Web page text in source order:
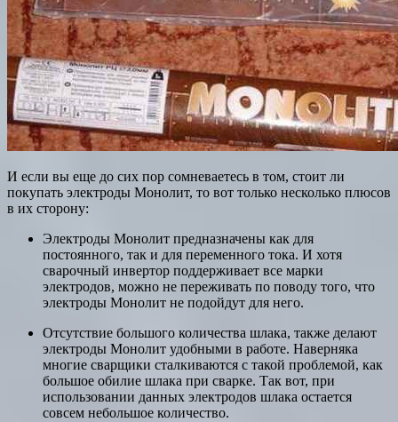
И если вы еще до сих пор сомневаетесь в том, стоит ли
покупать электроды Монолит, то вот только несколько плюсов
в их сторону:
Электроды Монолит предназначены как для
постоянного, так и для переменного тока. И хотя
сварочный инвертор поддерживает все марки
электродов, можно не переживать по поводу того, что
электроды Монолит не подойдут для него.
Отсутствие большого количества шлака, также делают
электроды Монолит удобными в работе. Наверняка
многие сварщики сталкиваются с такой проблемой, как
большое обилие шлака при сварке. Так вот, при
использовании данных электродов шлака остается
совсем небольшое количество.